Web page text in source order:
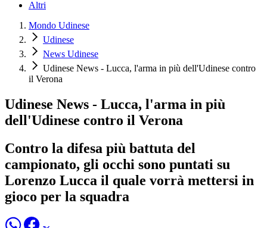
Altri
Mondo Udinese
Udinese
News Udinese
Udinese News - Lucca, l'arma in più dell'Udinese contro
il Verona
Udinese News - Lucca, l'arma in più
dell'Udinese contro il Verona
Contro la difesa più battuta del
campionato, gli occhi sono puntati su
Lorenzo Lucca il quale vorrà mettersi in
gioco per la squadra